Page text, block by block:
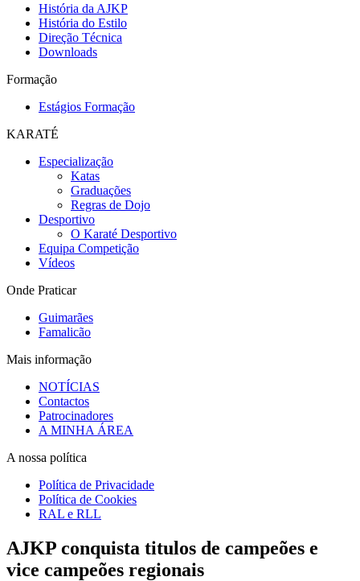
História da AJKP
História do Estilo
Direção Técnica
Downloads
Formação
Estágios Formação
KARATÉ
Especialização
Katas
Graduações
Regras de Dojo
Desportivo
O Karaté Desportivo
Equipa Competição
Vídeos
Onde Praticar
Guimarães
Famalicão
Mais informação
NOTÍCIAS
Contactos
Patrocinadores
A MINHA ÁREA
A nossa política
Política de Privacidade
Política de Cookies
RAL e RLL
AJKP conquista titulos de campeões e
vice campeões regionais